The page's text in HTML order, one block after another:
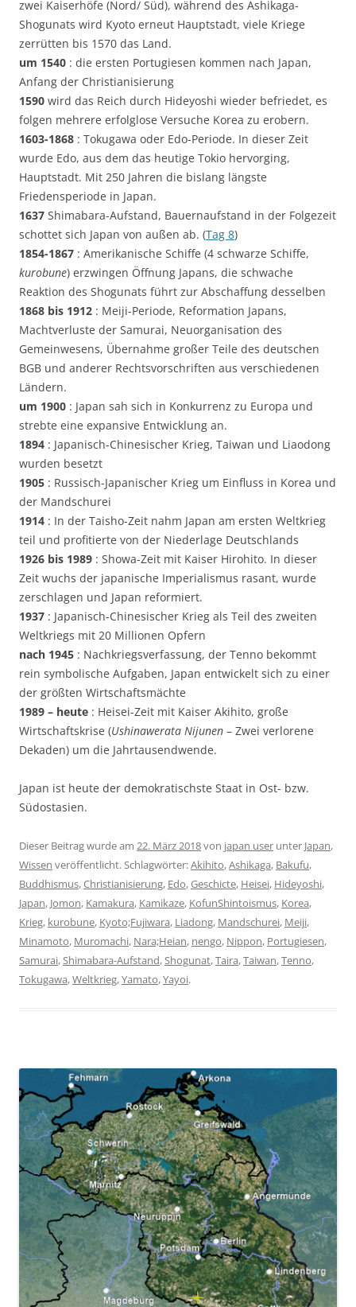
zwei Kaiserhöfe (Nord/ Süd), während des Ashikaga-
Shogunats wird Kyoto erneut Hauptstadt, viele Kriege
zerrütten bis 1570 das Land.
um 1540 : die ersten Portugiesen kommen nach Japan,
Anfang der Christianisierung
1590 wird das Reich durch Hideyoshi wieder befriedet, es
folgen mehrere erfolglose Versuche Korea zu erobern.
1603-1868 : Tokugawa oder Edo-Periode. In dieser Zeit
wurde Edo, aus dem das heutige Tokio hervorging,
Hauptstadt. Mit 250 Jahren die bislang längste
Friedensperiode in Japan.
1637 Shimabara-Aufstand, Bauernaufstand in der Folgezeit
schottet sich Japan von außen ab. (Tag 8)
1854-1867 : Amerikanische Schiffe (4 schwarze Schiffe,
kurobune) erzwingen Öffnung Japans, die schwache
Reaktion des Shogunats führt zur Abschaffung desselben
1868 bis 1912 : Meiji-Periode, Reformation Japans,
Machtverluste der Samurai, Neuorganisation des
Gemeinwesens, Übernahme großer Teile des deutschen
BGB und anderer Rechtsvorschriften aus verschiedenen
Ländern.
um 1900 : Japan sah sich in Konkurrenz zu Europa und
strebte eine expansive Entwicklung an.
1894 : Japanisch-Chinesischer Krieg, Taiwan und Liaodong
wurden besetzt
1905 : Russisch-Japanischer Krieg um Einfluss in Korea und
der Mandschurei
1914 : In der Taisho-Zeit nahm Japan am ersten Weltkrieg
teil und profitierte von der Niederlage Deutschlands
1926 bis 1989 : Showa-Zeit mit Kaiser Hirohito. In dieser
Zeit wuchs der japanische Imperialismus rasant, wurde
zerschlagen und Japan reformiert.
1937 : Japanisch-Chinesischer Krieg als Teil des zweiten
Weltkriegs mit 20 Millionen Opfern
nach 1945 : Nachkriegsverfassung, der Tenno bekommt
rein symbolische Aufgaben, Japan entwickelt sich zu einer
der größten Wirtschaftsmächte
1989 – heute : Heisei-Zeit mit Kaiser Akihito, große
Wirtschaftskrise (Ushinawerata Nijunen – Zwei verlorene
Dekaden) um die Jahrtausendwende.
Japan ist heute der demokratischste Staat in Ost- bzw.
Südostasien.
Dieser Beitrag wurde am 22. März 2018von japan user unter Japan,
Wissen veröffentlicht. Schlagwörter:Akihito,Ashikaga, Bakufu,
Buddhismus,Christianisierung, Edo,Geschicte, Heisei, Hideyoshi,
Japan, Jomon, Kamakura, Kamikaze, KofunShintoismus, Korea,
Krieg, kurobune, Kyoto;Fujiwara, Liadong, Mandschurei, Meiji,
Minamoto, Muromachi, Nara;Heian, nengo, Nippon, Portugiesen,
Samurai,Shimabara-Aufstand,Shogunat,Taira,Taiwan,Tenno,
Tokugawa,Weltkrieg,Yamato,Yayoi.